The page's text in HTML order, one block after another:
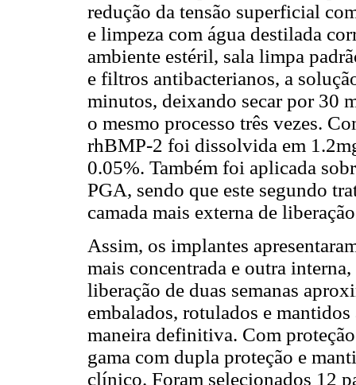
redução da tensão superficial
e limpeza com água destilada
ambiente estéril, sala limpa
e filtros antibacterianos, a
minutos, deixando secar por 30
o mesmo processo três vezes.
rhBMP-2 foi dissolvida em
0.05%. Também foi aplicada
PGA, sendo que este segundo
camada mais externa de
Assim, os implantes
mais concentrada e outra
liberação de duas semanas
embalados, rotulados e
maneira definitiva. Com
gama com dupla proteção e
clínico. Foram selecionados 12